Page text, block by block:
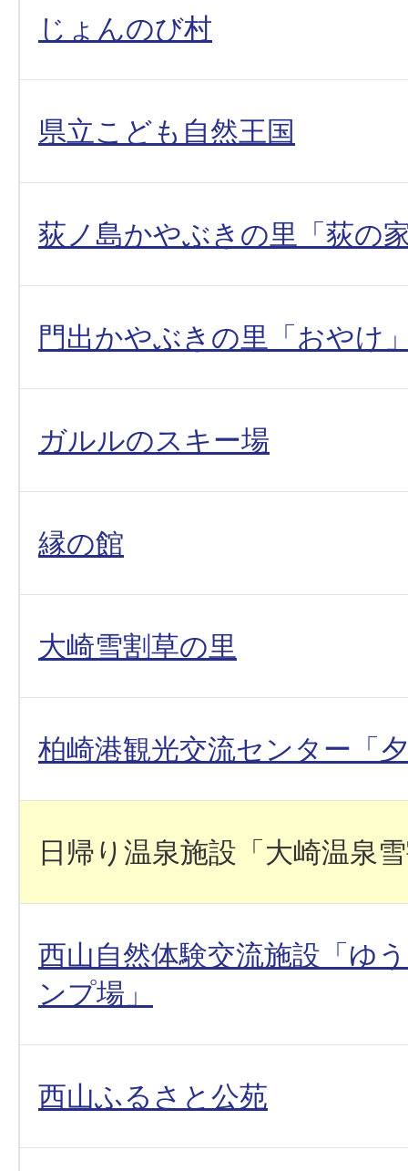
じょんのび村
県立こども自然王国
荻ノ島かやぶきの里「荻の
門出かやぶきの里「おやけ
ガルルのスキー場
縁の館
大崎雪割草の里
柏崎港観光交流センター「
日帰り温泉施設「大崎温泉
西山自然体験交流施設「ゆ
ンプ場」
西山ふるさと公苑